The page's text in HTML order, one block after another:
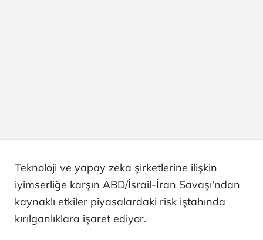
Teknoloji ve yapay zeka şirketlerine ilişkin
iyimserliğe karşın ABD/İsrail-İran Savaşı'ndan
kaynaklı etkiler piyasalardaki risk iştahında
kırılganlıklara işaret ediyor.